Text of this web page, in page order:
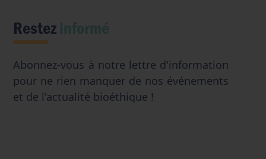
Restezinformé
Abonnez-vous à notre lettre d'information
pour ne rien manquer de nos événements
et de l'actualité bioéthique !